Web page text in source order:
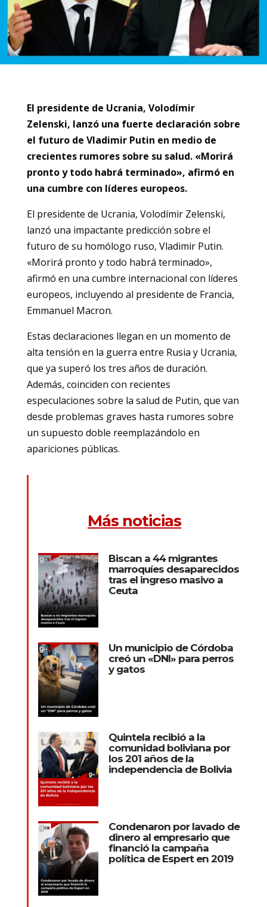
El presidente de Ucrania, Volodímir
Zelenski, lanzó una fuerte declaración sobre
el futuro de Vladimir Putin en medio de
crecientes rumores sobre su salud. «Morirá
pronto y todo habrá terminado», afirmó en
una cumbre con líderes europeos.
El presidente de Ucrania, Volodímir Zelenski,
lanzó una impactante predicción sobre el
futuro de su homólogo ruso, Vladimir Putin.
«Morirá pronto y todo habrá terminado»,
afirmó en una cumbre internacional con líderes
europeos, incluyendo al presidente de Francia,
Emmanuel Macron.
Estas declaraciones llegan en un momento de
alta tensión en la guerra entre Rusia y Ucrania,
que ya superó los tres años de duración.
Además, coinciden con recientes
especulaciones sobre la salud de Putin, que van
desde problemas graves hasta rumores sobre
un supuesto doble reemplazándolo en
apariciones públicas.
Más noticias
Biscan a 44 migrantes
marroquíes desaparecidos
tras el ingreso masivo a
Ceuta
Un municipio de Córdoba
creó un «DNI» para perros
y gatos
Quintela recibió a la
comunidad boliviana por
los 201 años de la
independencia de Bolivia
Condenaron por lavado de
dinero al empresario que
financió la campaña
política de Espert en 2019